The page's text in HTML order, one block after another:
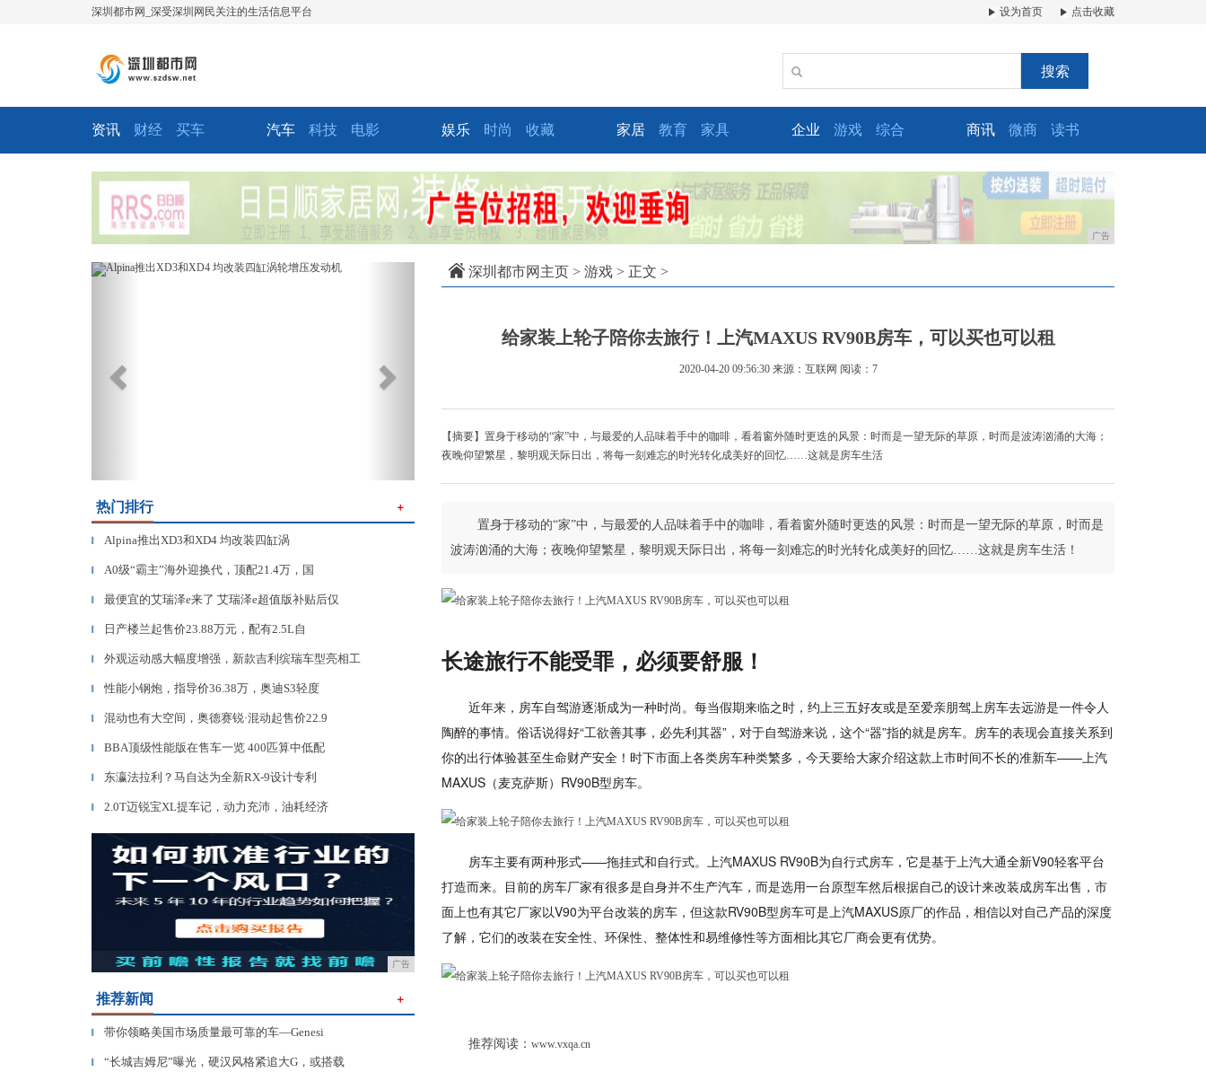
深圳都市网_深受深圳网民关注的生活信息平台 设为首页 点击收藏
搜索
资讯 财经 买车 汽车 科技 电影 娱乐 时尚 收藏 家居 教育 家具 企业 游戏 综合 商讯 微商 读书
广告
Previous
热门排行 ＋
▎ Alpina推出XD3和XD4 均改装四缸涡
▎ A0级“霸主”海外迎换代，顶配21.4万，国
▎ 最便宜的艾瑞泽e来了 艾瑞泽e超值版补贴后仅
▎ 日产楼兰起售价23.88万元，配有2.5L自
▎ 外观运动感大幅度增强，新款吉利缤瑞车型亮相工
▎ 性能小钢炮，指导价36.38万，奥迪S3轻度
▎ 混动也有大空间，奥德赛锐·混动起售价22.9
▎ BBA顶级性能版在售车一览 400匹算中低配
▎ 东瀛法拉利？马自达为全新RX-9设计专利
▎ 2.0T迈锐宝XL提车记，动力充沛，油耗经济
广告
推荐新闻 ＋
▎ 带你领略美国市场质量最可靠的车—Genesi
▎ “长城吉姆尼”曝光，硬汉风格紧追大G，或搭载
深圳都市网主页 > 游戏 > 正文 >
给家装上轮子陪你去旅行！上汽MAXUS RV90B房车，可以买也可以租
2020-04-20 09:56:30 来源：互联网 阅读：7
【摘要】置身于移动的“家”中，与最爱的人品味着手中的咖啡，看着窗外随时更迭的风景：时而是一望无际的草原，时而是波涛汹涌的大海；
夜晚仰望繁星，黎明观天际日出，将每一刻难忘的时光转化成美好的回忆……这就是房车生活
置身于移动的“家”中，与最爱的人品味着手中的咖啡，看着窗外随时更迭的风景：时而是一望无际的草原，时而是
波涛汹涌的大海；夜晚仰望繁星，黎明观天际日出，将每一刻难忘的时光转化成美好的回忆……这就是房车生活！
长途旅行不能受罪，必须要舒服！
近年来，房车自驾游逐渐成为一种时尚。每当假期来临之时，约上三五好友或是至爱亲朋驾上房车去远游是一件令人
陶醉的事情。俗话说得好“工欲善其事，必先利其器”，对于自驾游来说，这个“器”指的就是房车。房车的表现会直接关系到
你的出行体验甚至生命财产安全！时下市面上各类房车种类繁多，今天要给大家介绍这款上市时间不长的准新车——上汽
MAXUS（麦克萨斯）RV90B型房车。
房车主要有两种形式——拖挂式和自行式。上汽MAXUS RV90B为自行式房车，它是基于上汽大通全新V90轻客平台
打造而来。目前的房车厂家有很多是自身并不生产汽车，而是选用一台原型车然后根据自己的设计来改装成房车出售，市
面上也有其它厂家以V90为平台改装的房车，但这款RV90B型房车可是上汽MAXUS原厂的作品，相信以对自己产品的深度
了解，它们的改装在安全性、环保性、整体性和易维修性等方面相比其它厂商会更有优势。
推荐阅读： www.vxqa.cn